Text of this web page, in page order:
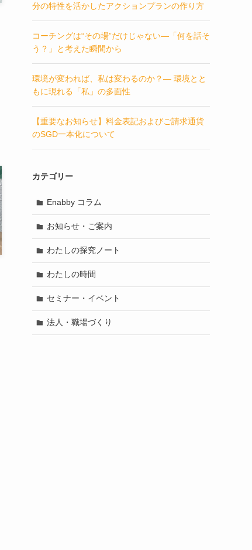
分の特性を活かしたアクションプランの作り方
コーチングは“その場”だけじゃない―「何を話そ
う？」と考えた瞬間から
環境が変われば、私は変わるのか？― 環境とと
もに現れる「私」の多面性
【重要なお知らせ】料金表記およびご請求通貨
のSGD一本化について
カテゴリー
Enabby コラム
お知らせ・ご案内
わたしの探究ノート
わたしの時間
セミナー・イベント
法人・職場づくり